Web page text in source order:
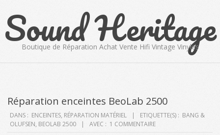
content
Sound Heritage
Boutique de Réparation Achat Vente Hifi Vintage Vinyles
Réparation enceintes BeoLab 2500
DANS : ENCEINTES, RÉPARATION MATÉRIEL ETIQUETTE(S) : BANG &
OLUFSEN, BEOLAB 2500 AVEC : 1 COMMENTAIRE